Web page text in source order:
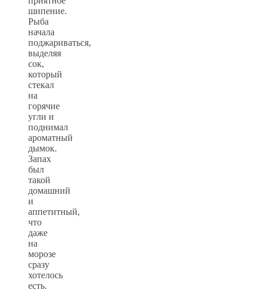
шипение.
Рыба
начала
поджариваться,
выделяя
сок,
который
стекал
на
горячие
угли и
поднимал
ароматный
дымок.
Запах
был
такой
домашний
и
аппетитный,
что
даже
на
морозе
сразу
хотелось
есть.